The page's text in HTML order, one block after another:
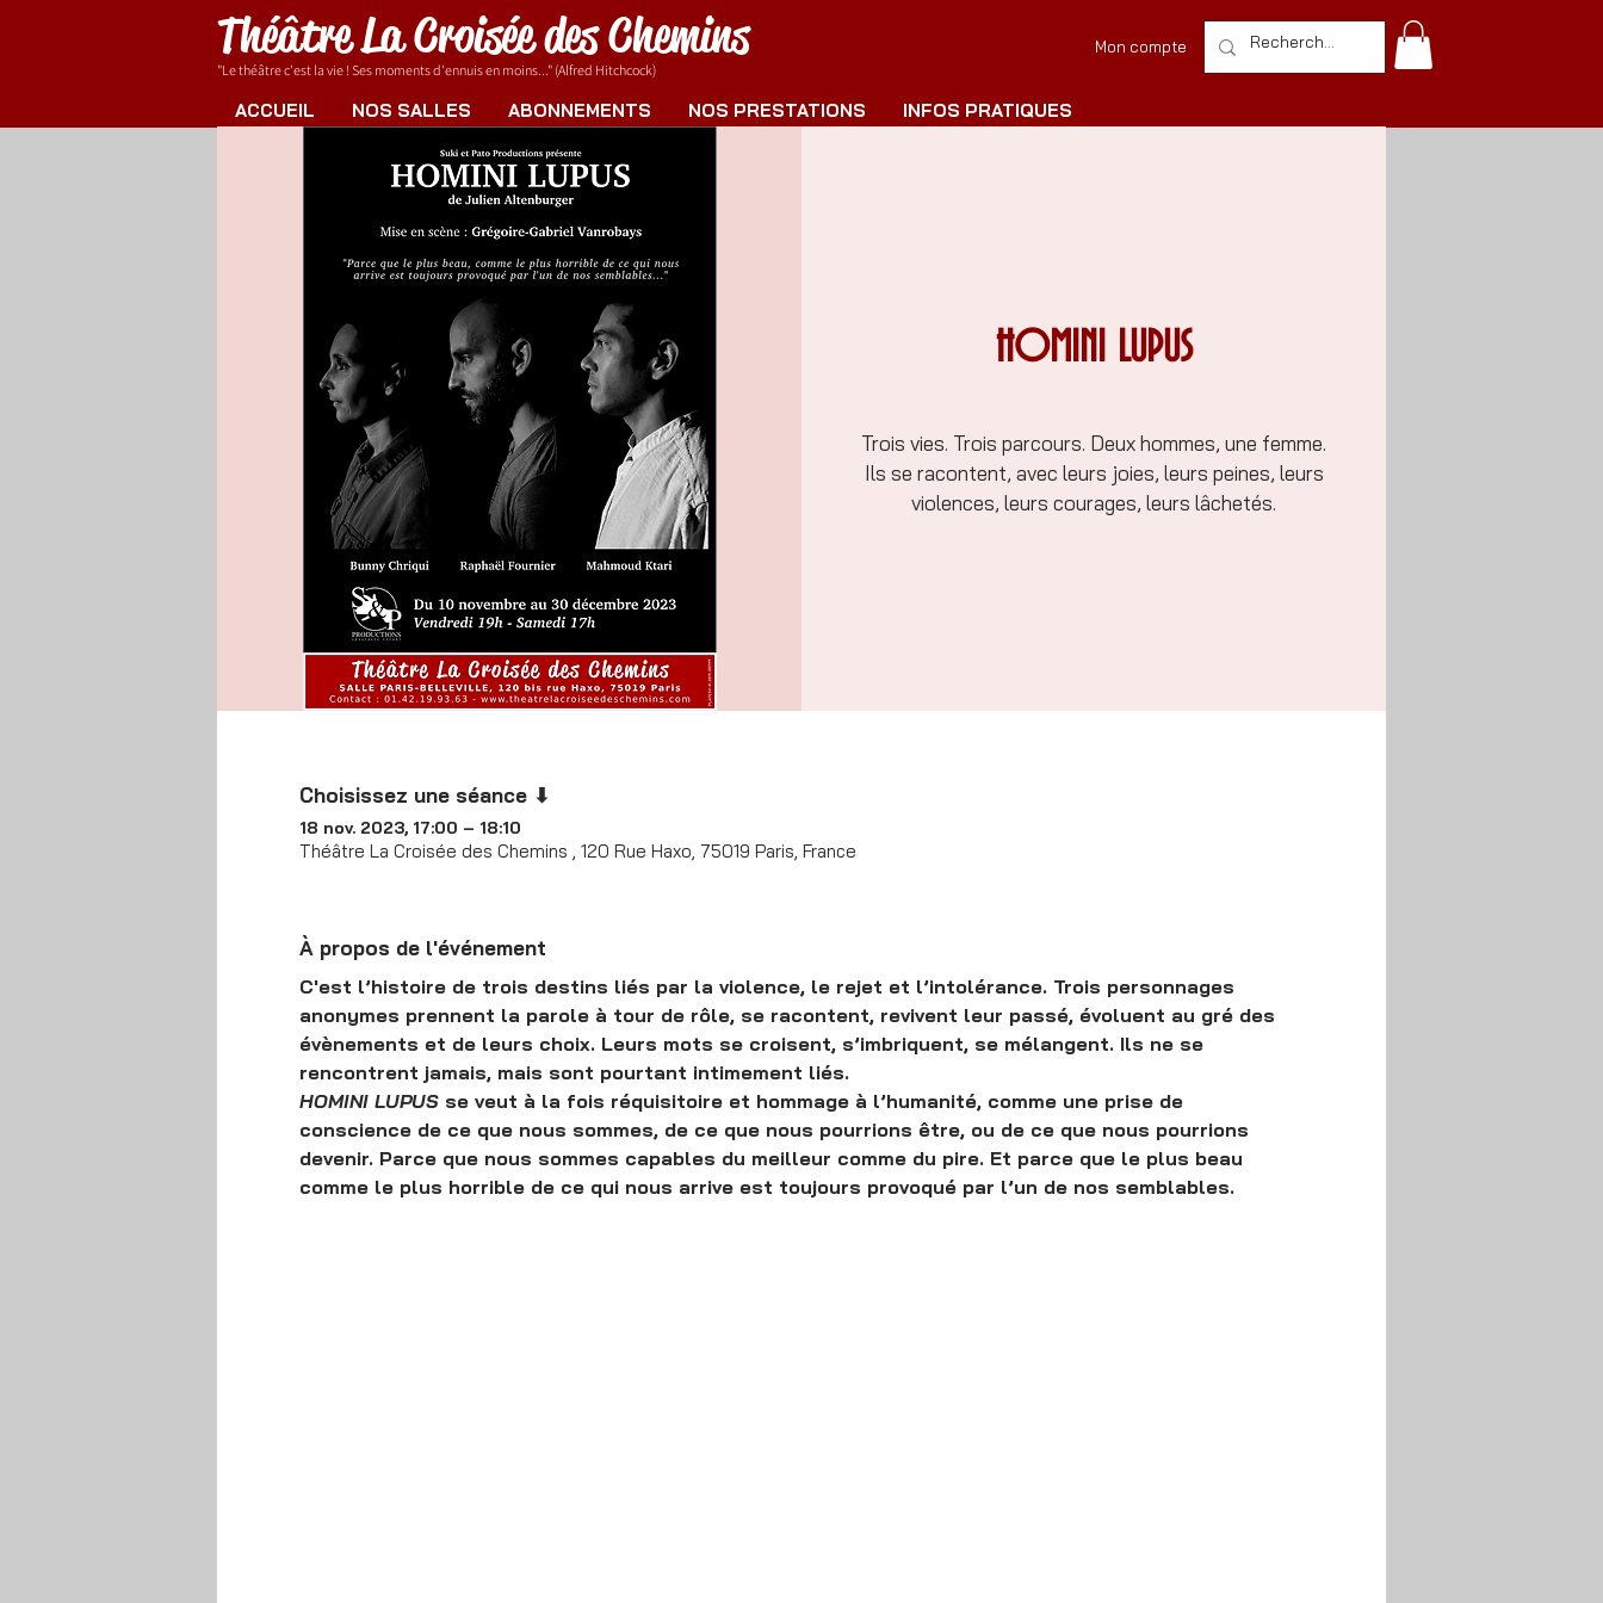
Théâtre La Croisée des Chemins
"Le théâtre c'est la vie ! Ses moments d'ennuis en moins..." (Alfred Hitchcock)
Mon compte
ACCUEIL NOS SALLES ABONNEMENTS NOS PRESTATIONS INFOS PRATIQUES
HOMINI LUPUS
Trois vies. Trois parcours. Deux hommes, une femme.
Ils se racontent, avec leurs joies, leurs peines, leurs
violences, leurs courages, leurs lâchetés.
Choisissez une séance ⬇
18 nov. 2023, 17:00 – 18:10
Théâtre La Croisée des Chemins , 120 Rue Haxo, 75019 Paris, France
À propos de l'événement
C'est l’histoire de trois destins liés par la violence, le rejet et l’intolérance. Trois personnages
anonymes prennent la parole à tour de rôle, se racontent, revivent leur passé, évoluent au gré des
évènements et de leurs choix. Leurs mots se croisent, s’imbriquent, se mélangent. Ils ne se
rencontrent jamais, mais sont pourtant intimement liés.
HOMINI LUPUS se veut à la fois réquisitoire et hommage à l’humanité, comme une prise de
conscience de ce que nous sommes, de ce que nous pourrions être, ou de ce que nous pourrions
devenir. Parce que nous sommes capables du meilleur comme du pire. Et parce que le plus beau
comme le plus horrible de ce qui nous arrive est toujours provoqué par l’un de nos semblables.